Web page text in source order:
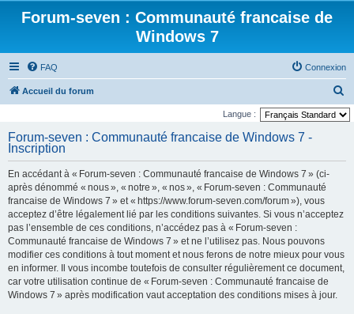
Forum-seven : Communauté francaise de
Windows 7
FAQ Connexion
Accueil du forum
e
Langue :
Forum-seven : Communauté francaise de Windows 7 -
Inscription
En accédant à « Forum-seven : Communauté francaise de Windows 7 » (ci-
après dénommé « nous », « notre », « nos », « Forum-seven : Communauté
francaise de Windows 7 » et « https://www.forum-seven.com/forum »), vous
acceptez d’être légalement lié par les conditions suivantes. Si vous n’acceptez
pas l’ensemble de ces conditions, n’accédez pas à « Forum-seven :
Communauté francaise de Windows 7 » et ne l’utilisez pas. Nous pouvons
modifier ces conditions à tout moment et nous ferons de notre mieux pour vous
en informer. Il vous incombe toutefois de consulter régulièrement ce document,
car votre utilisation continue de « Forum-seven : Communauté francaise de
Windows 7 » après modification vaut acceptation des conditions mises à jour.